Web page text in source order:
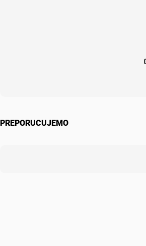
PREPORUCUJEMO